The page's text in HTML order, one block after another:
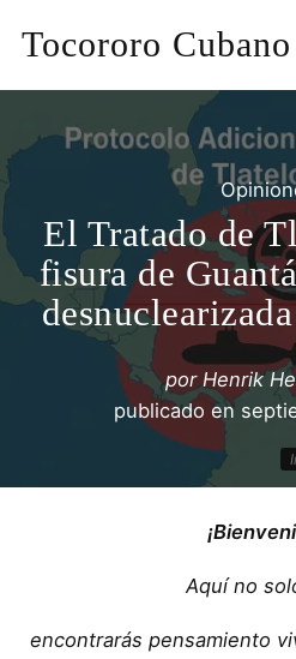
Tocororo Cubano
El Tratado de
fisura de
por Henrik
publicado en
Aquí no
encontrarás pensamiento